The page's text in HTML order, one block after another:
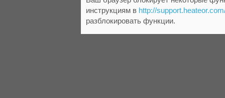
инструкциям в http://
разблокировать функции.